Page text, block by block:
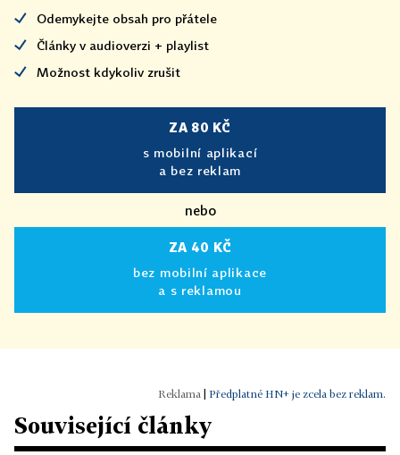
Odemykejte obsah pro přátele
Články v audioverzi + playlist
Možnost kdykoliv zrušit
ZA 80 KČ
s mobilní aplikací
a bez reklam
nebo
ZA 40 KČ
bez mobilní aplikace
a s reklamou
Předplatné HN+ je zcela bez reklam.
Související články